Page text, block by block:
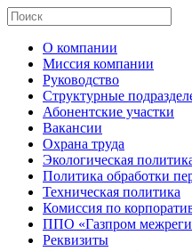
О компании
Миссия компании
Руководство
Структурные
Абонентские участки
Вакансии
Охрана труда
Экологическая
Политика обработки
Техническая политика
Комиссия по
ППО «Газпром
Реквизиты